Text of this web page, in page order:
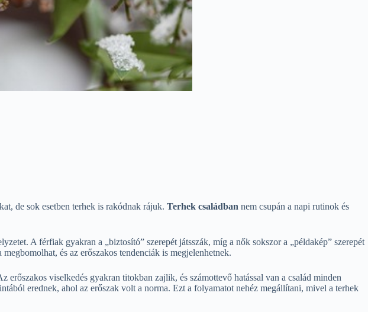
de sok esetben terhek is rakódnak rájuk. Terhek családban nem csupán a napi rutinok és
A férfiak gyakran a „biztosító” szerepét játsszák, míg a nők sokszor a „példakép” szerepét
és az erőszakos tendenciák is megjelenhetnek.
viselkedés gyakran titokban zajlik, és számottevő hatással van a család minden
erednek, ahol az erőszak volt a norma. Ezt a folyamatot nehéz megállítani, mivel a terhek